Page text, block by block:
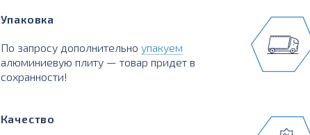
Упаковка
По запросу дополнительно упакуем
алюминиевую плиту — товар придет в
сохранности!
Качество